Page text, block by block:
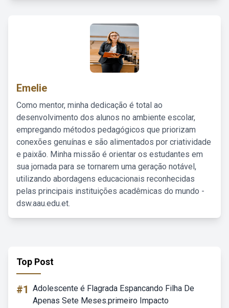
Emelie
Como mentor, minha dedicação é total ao
desenvolvimento dos alunos no ambiente escolar,
empregando métodos pedagógicos que priorizam
conexões genuínas e são alimentados por criatividade
e paixão. Minha missão é orientar os estudantes em
sua jornada para se tornarem uma geração notável,
utilizando abordagens educacionais reconhecidas
pelas principais instituições acadêmicas do mundo -
dsw.aau.edu.et.
Top Post
#1 Adolescente é Flagrada Espancando Filha De
Apenas Sete Meses.primeiro Impacto